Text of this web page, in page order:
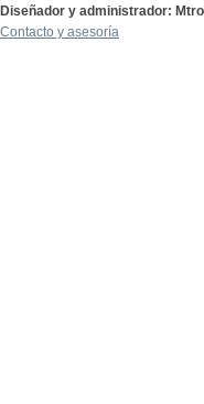
Diseñador y administrador:
Contacto y asesoría